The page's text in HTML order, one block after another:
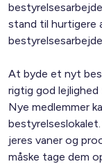
stand til hurtigere
At byde et nyt
rigtig god
Nye medlemmer
jeres vaner og
måske tage dem